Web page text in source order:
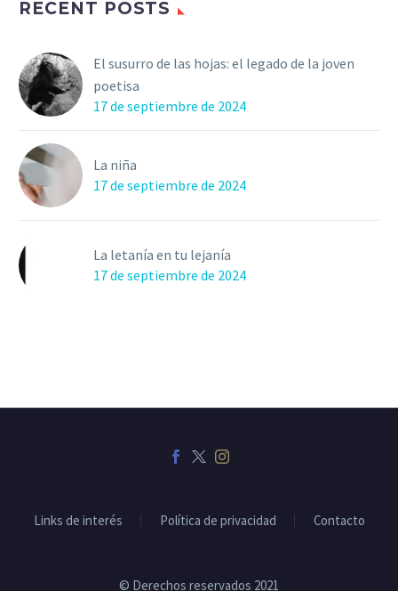
RECENT POSTS
El susurro de las hojas: el legado de la joven
poetisa
17 de septiembre de 2024
La niña
17 de septiembre de 2024
La letanía en tu lejanía
17 de septiembre de 2024
Links de interés Política de privacidad Contacto
© Derechos reservados 2021